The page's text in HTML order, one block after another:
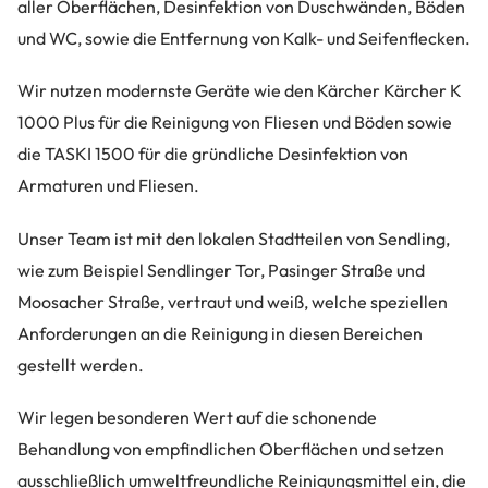
aller Oberflächen, Desinfektion von Duschwänden, Böden
und WC, sowie die Entfernung von Kalk- und Seifenflecken.
Wir nutzen modernste Geräte wie den Kärcher Kärcher K
1000 Plus für die Reinigung von Fliesen und Böden sowie
die TASKI 1500 für die gründliche Desinfektion von
Armaturen und Fliesen.
Unser Team ist mit den lokalen Stadtteilen von Sendling,
wie zum Beispiel Sendlinger Tor, Pasinger Straße und
Moosacher Straße, vertraut und weiß, welche speziellen
Anforderungen an die Reinigung in diesen Bereichen
gestellt werden.
Wir legen besonderen Wert auf die schonende
Behandlung von empfindlichen Oberflächen und setzen
ausschließlich umweltfreundliche Reinigungsmittel ein, die